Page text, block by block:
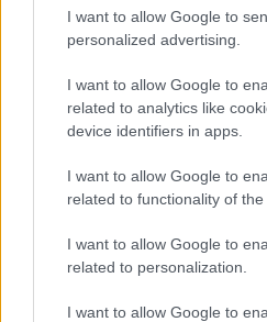
I want to allow Google to
personalized advertising.
I want to allow Google to
related to analytics like
device identifiers in apps.
I want to allow Google to
related to functionality of the
I want to allow Google to
related to personalization.
I want to allow Google to
ατέλειες στα